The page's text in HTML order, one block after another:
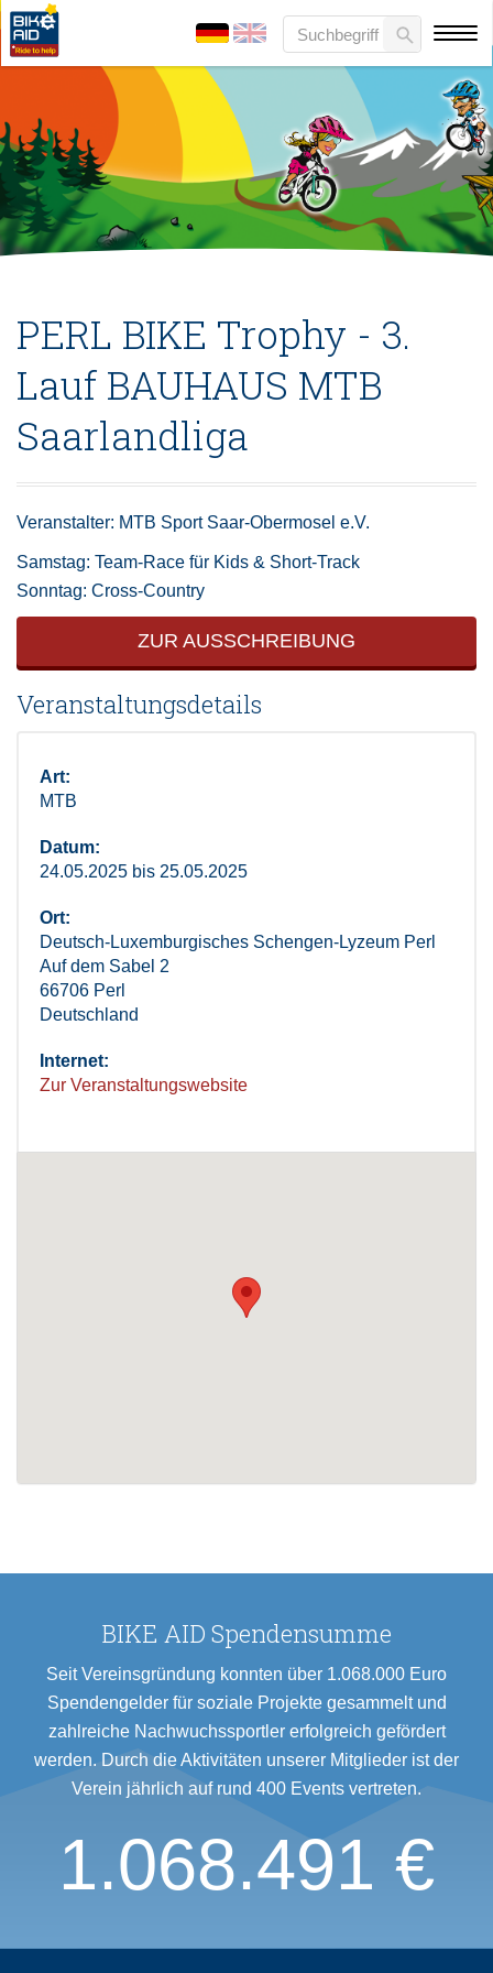
PERL BIKE Trophy - 3.
Lauf BAUHAUS MTB
Saarlandliga
Veranstalter: MTB Sport Saar-Obermosel e.V.
Samstag: Team-Race für Kids & Short-Track
Sonntag: Cross-Country
ZUR AUSSCHREIBUNG
Veranstaltungsdetails
Art:
MTB
Datum:
24.05.2025 bis 25.05.2025
Ort:
Deutsch-Luxemburgisches Schengen-Lyzeum Perl
Auf dem Sabel 2
66706 Perl
Deutschland
Internet:
Zur Veranstaltungswebsite
BIKE AID Spendensumme
Seit Vereinsgründung konnten über 1.068.000 Euro
Spendengelder für soziale Projekte gesammelt und
zahlreiche Nachwuchssportler erfolgreich gefördert
werden. Durch die Aktivitäten unserer Mitglieder ist der
Verein jährlich auf rund 400 Events vertreten.
1.068.491 €